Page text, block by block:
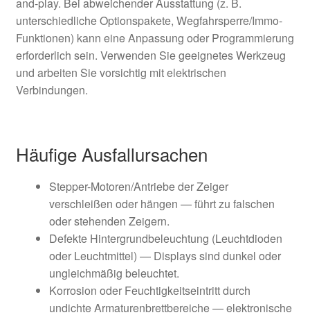
unterschiedliche Optionspakete, Wegfahrsperre/Immo-
Funktionen) kann eine Anpassung oder Programmierung
erforderlich sein. Verwenden Sie geeignetes Werkzeug
und arbeiten Sie vorsichtig mit elektrischen
Verbindungen.
Häufige Ausfallursachen
Stepper-Motoren/Antriebe der Zeiger
verschleißen oder hängen — führt zu falschen
oder stehenden Zeigern.
Defekte Hintergrundbeleuchtung (Leuchtdioden
oder Leuchtmittel) — Displays sind dunkel oder
ungleichmäßig beleuchtet.
Korrosion oder Feuchtigkeitseintritt durch
undichte Armaturenbrettbereiche — elektronische